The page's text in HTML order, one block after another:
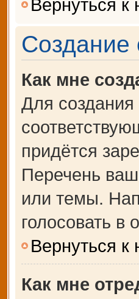
Вернуться к
Создание
Как мне
Для
придётся
Перечень
или темы.
голосовать в
Вернуться к
Как мне